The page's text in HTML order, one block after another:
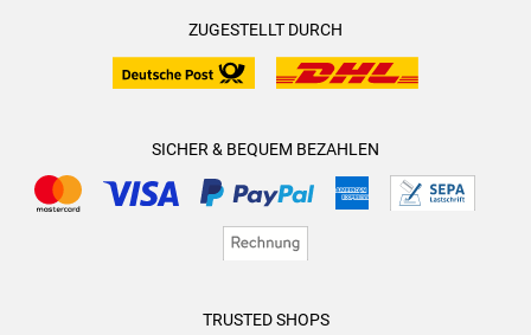
ZUGESTELLT DURCH
SICHER & BEQUEM BEZAHLEN
TRUSTED SHOPS